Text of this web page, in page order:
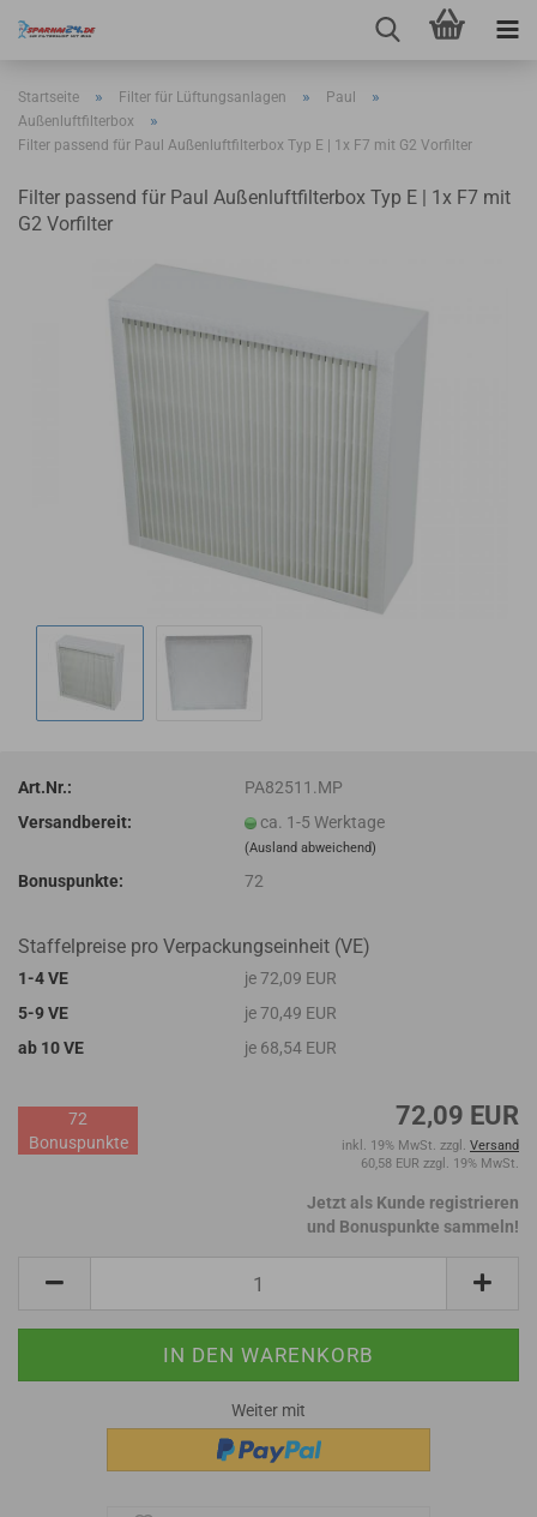
Startseite » Filter für Lüftungsanlagen » Paul »
Außenluftfilterbox »
Filter passend für Paul Außenluftfilterbox Typ E | 1x F7 mit G2 Vorfilter
Filter passend für Paul Außenluftfilterbox Typ E | 1x F7 mit
G2 Vorfilter
Art.Nr.:
PA82511.MP
Versandbereit:
ca. 1-5 Werktage
(Ausland abweichend)
Bonuspunkte: 72
Staffelpreise pro Verpackungseinheit (VE)
1-4 VE
je 72,09 EUR
5-9 VE
je 70,49 EUR
ab 10 VE
je 68,54 EUR
72,09 EUR
inkl. 19% MwSt. zzgl. Versand
60,58 EUR zzgl. 19% MwSt.
72
Bonuspunkte
Jetzt als Kunde registrieren
und Bonuspunkte sammeln!
Weiter mit